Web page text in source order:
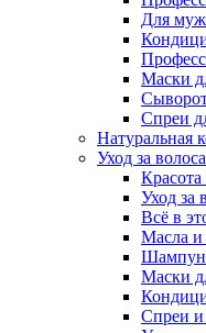
Для
Маски
Спреи
Натуральная
Уход за
Уход за
Всё в
Масла и
Маски
Спреи